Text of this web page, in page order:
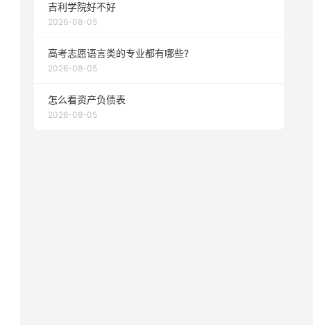
吉利学院好不好
2026-08-05
高考志愿语言类的专业都有哪些?
2026-08-05
怎么看资产负债表
2026-08-05